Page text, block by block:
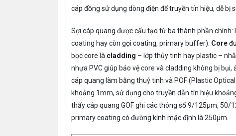
cáp đồng sử dụng dòng điện để truyền tín hiệu, dễ bị
Sợi cáp quang được cấu tạo từ ba thành phần
coating hay còn gọi coating, primary buffer). Core
bọc core là cladding – lớp thủy tinh hay plastic –
nhựa PVC giúp bảo vệ core và cladding không bị bụi,
cáp quang làm bằng thuỷ tinh và POF (Plastic
khoảng 1mm, sử dụng cho truyền dẫn tín hiệu
thấy cáp quang GOF ghi các thông số 9/125µm,
primary coating có đường kính mặc định là 250µm.